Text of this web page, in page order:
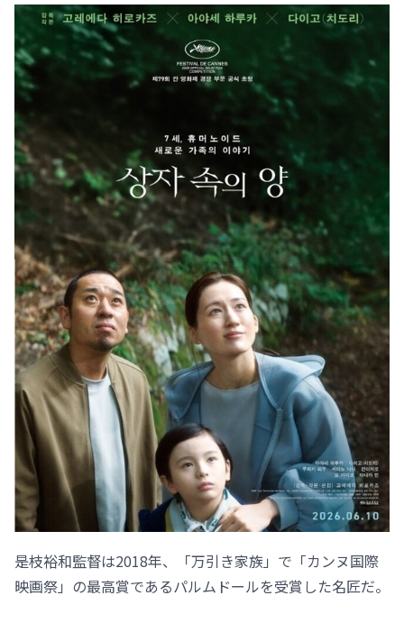
是枝裕和監督は2018年、「万引き家族」で「カンヌ国際
映画祭」の最高賞であるパルムドールを受賞した名匠だ。